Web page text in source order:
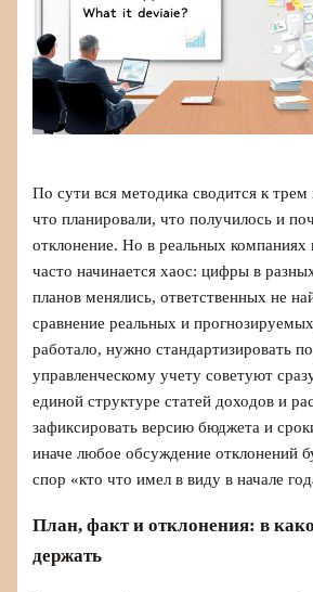
По сути вся методика сводится к
что планировали, что получилось и
отклонение. Но в реальных компаниях
часто начинается хаос: цифры в
планов менялись, ответственных не
сравнение реальных и прогнозируемых
работало, нужно стандартизировать
управленческому учету советуют
единой структуре статей доходов и
зафиксировать версию бюджета и
иначе любое обсуждение отклонений
спор «кто что имел в виду в начале
План, факт и отклонения: в
держать